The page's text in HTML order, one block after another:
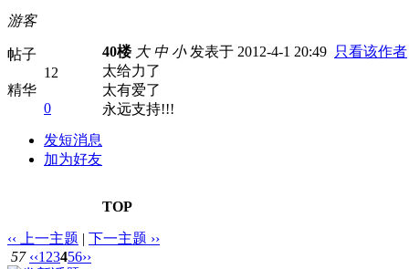
游客
帖子
12
精华
0
发短消息
加为好友
40楼 大 中 小发表于 2012-4-1 20:49 只看该作者
太给力了
太有爱了
永远支持!!!
TOP
‹‹ 上一主题 | 下一主题 ››
57 ‹‹1 23456››